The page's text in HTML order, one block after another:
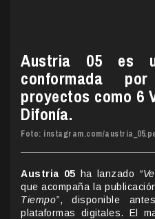
Austria 05 es
conformada
proyectos como 6
Difonía.
Foto: instagram.com/
Austria 05 ha lanzado
que acompaña la
Tiempo”, disponible
plataformas digitales. El